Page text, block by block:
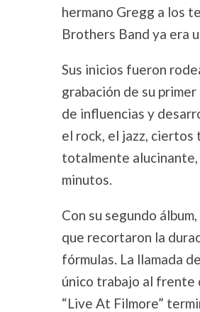
hermano Gregg a los
Brothers Band ya era
Sus inicios fueron
grabación de su
de influencias y
el rock, el jazz, ciertos
totalmente alucinante,
minutos.
Con su segundo
que recortaron la
fórmulas. La llamada
único trabajo al frente
“Live At Filmore”